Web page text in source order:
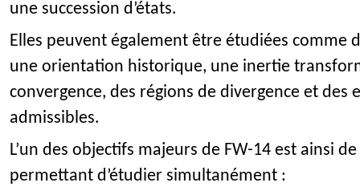
une succession d’états.
Elles peuvent également être étudiées comme
une orientation historique, une inertie
convergence, des régions de divergence et des
admissibles.
L’un des objectifs majeurs de FW-14 est ainsi
permettant d’étudier simultanément :